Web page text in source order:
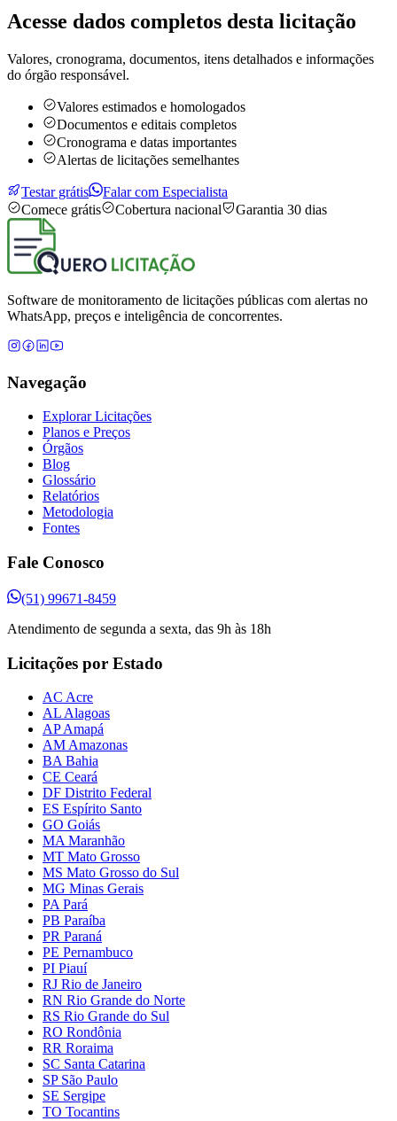
Acesse dados completos desta licitação
Valores, cronograma, documentos, itens detalhados e informações
do órgão responsável.
Valores estimados e homologados
Documentos e editais completos
Cronograma e datas importantes
Alertas de licitações semelhantes
Testar grátis
Falar com Especialista
Comece grátis
Cobertura nacional Garantia 30 dias
Software de monitoramento de licitações públicas com alertas no
WhatsApp, preços e inteligência de concorrentes.
Navegação
Explorar Licitações
Planos e Preços
Órgãos
Blog
Glossário
Relatórios
Metodologia
Fontes
Fale Conosco
(51) 99671-8459
Atendimento de segunda a sexta, das 9h às 18h
Licitações por Estado
AC Acre
AL Alagoas
AP Amapá
AM Amazonas
BA Bahia
CE Ceará
DF Distrito Federal
ES Espírito Santo
GO Goiás
MA Maranhão
MT Mato Grosso
MS Mato Grosso do Sul
MG Minas Gerais
PA Pará
PB Paraíba
PR Paraná
PE Pernambuco
PI Piauí
RJ Rio de Janeiro
RN Rio Grande do Norte
RS Rio Grande do Sul
RO Rondônia
RR Roraima
SC Santa Catarina
SP São Paulo
SE Sergipe
TO Tocantins